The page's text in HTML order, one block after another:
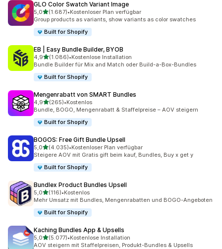
GLO Color Swatch Variant Image
5,0von 5 Sternen
(1.687)
1687 Rezensionen insgesamt
•Kostenloser Plan verfügbar
Group products as variants, show variants as color swatches
Built for Shopify
EB | Easy Bundle Builder, BYOB
4,9von 5 Sternen
(1.086)
1086 Rezensionen insgesamt
•Kostenlose Installation
Bundle Builder für Mix and Match oder Build-a-Box-Bundles
Built for Shopify
Mengenrabatt von SMART Bundles
4,9von 5 Sternen
(265)
265 Rezensionen insgesamt
•Kostenlos
Bundle, BOGO, Mengenrabatt & Staffelpreise – AOV steigern
Built for Shopify
BOGOS: Free Gift Bundle Upsell
5,0von 5 Sternen
(4.035)
4035 Rezensionen insgesamt
•Kostenloser Plan verfügbar
Steigere AOV mit Gratis gift beim kauf, Bundles, Buy x get y
Built for Shopify
Bundlex Product Bundles Upsell
5,0von 5 Sternen
(116)
116 Rezensionen insgesamt
•Kostenlos
Mehr Umsatz mit Bundles, Mengenrabatten und BOGO-Angeboten
Built for Shopify
Kaching Bundles App & Upsells
5,0von 5 Sternen
(5.077)
5077 Rezensionen insgesamt
•Kostenlose Installation
AOV steigern mit Staffelpreisen, Produkt-Bundles & Upsells